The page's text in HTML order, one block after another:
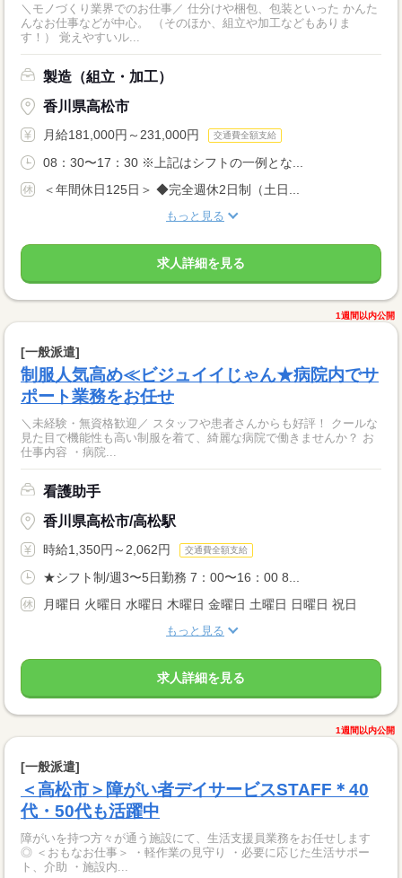
＼モノづくり業界でのお仕事／ 仕分けや梱包、包装といった かんた
んなお仕事などが中心。 （そのほか、組立や加工などもありま
す！） 覚えやすいル...
製造（組立・加工）
香川県高松市
月給181,000円～231,000円 交通費全額支給
08：30〜17：30 ※上記はシフトの一例とな...
＜年間休日125日＞ ◆完全週休2日制（土日...
もっと見る
求人詳細を見る
1週間以内公開
[一般派遣]
制服人気高め≪ビジュイイじゃん★病院内でサ
ポート業務をお任せ
＼未経験・無資格歓迎／ スタッフや患者さんからも好評！ クールな
見た目で機能性も高い制服を着て、綺麗な病院で働きませんか？ お
仕事内容 ・病院...
看護助手
香川県高松市/高松駅
時給1,350円～2,062円 交通費全額支給
★シフト制/週3〜5日勤務 7：00〜16：00 8...
月曜日 火曜日 水曜日 木曜日 金曜日 土曜日 日曜日 祝日
もっと見る
求人詳細を見る
1週間以内公開
[一般派遣]
＜高松市＞障がい者デイサービスSTAFF＊40
代・50代も活躍中
障がいを持つ方々が通う施設にて、生活支援員業務をお任せします
◎ ＜おもなお仕事＞ ・軽作業の見守り ・必要に応じた生活サポー
ト、介助 ・施設内...